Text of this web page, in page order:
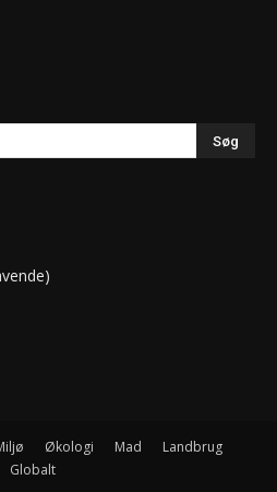
Økologi Mad
Landbrug
Globalt